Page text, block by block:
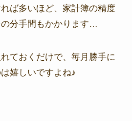
ば多いほど、家計簿の精度
分手間もかかります…
ておくだけで、毎月勝手に
嬉しいですよね♪